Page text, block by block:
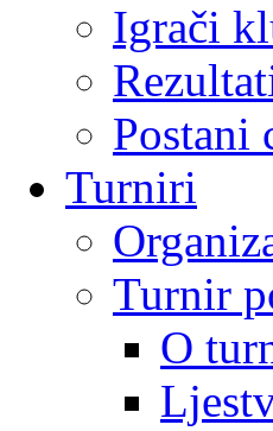
Igrači
Postani
Turniri
Turnir
O